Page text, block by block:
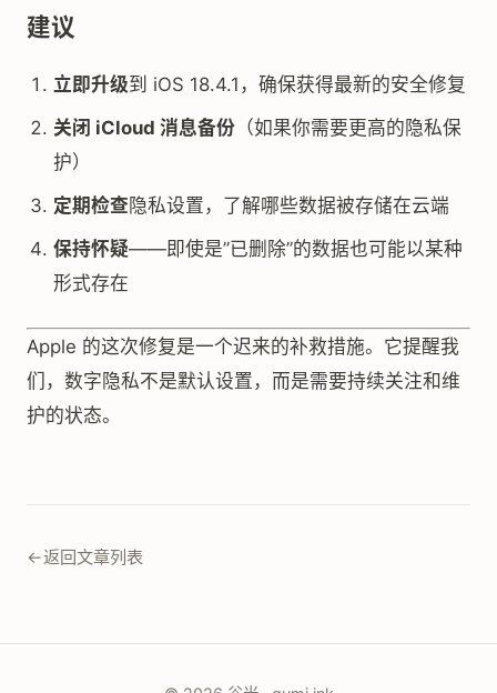
建议
立即升级到 iOS 18.4.1，确保获得最新的安全修复
关闭 iCloud 消息备份 （如果你需要更高的隐私保
护）
定期检查 隐私设置，了解哪些数据被存储在云端
保持怀疑——即使是”已删除”的数据也可能以某种
形式存在
Apple 的这次修复是一个迟来的补救措施。它提醒我
们，数字隐私不是默认设置，而是需要持续关注和维
护的状态。
←返回文章列表